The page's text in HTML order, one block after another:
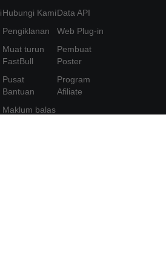
Hubungi Kami
Pengiklanan
Muat turun
FastBull
Pusat
Bantuan
Maklum balas
Data API
Web Plug-in
Pembuat
Poster
Program
Afiliate